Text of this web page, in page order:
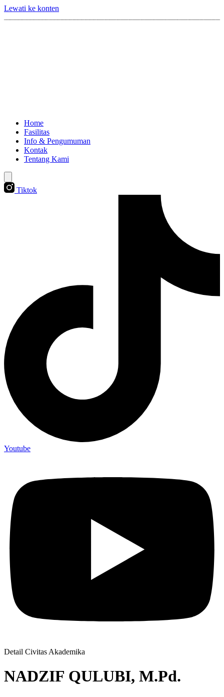
Lewati ke konten
Home
Fasilitas
Info & Pengumuman
Kontak
Tentang Kami
Tiktok
Youtube
Detail Civitas Akademika
NADZIF QULUBI, M.Pd.